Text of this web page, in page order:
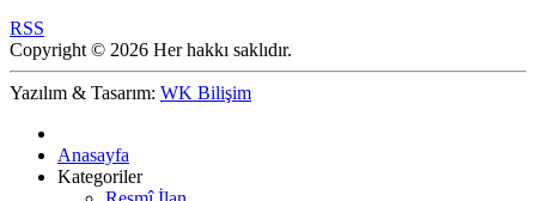
RSS
Copyright © 2026 Her hakkı saklıdır.
Yazılım & Tasarım: WK Bilişim
Anasayfa
Kategoriler